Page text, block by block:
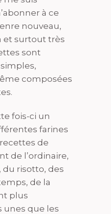
à ce
nouveau,
et surtout très
sont
composées
fois-ci un
farines
de
de l’ordinaire,
risotto, des
de la
plus
unes que les